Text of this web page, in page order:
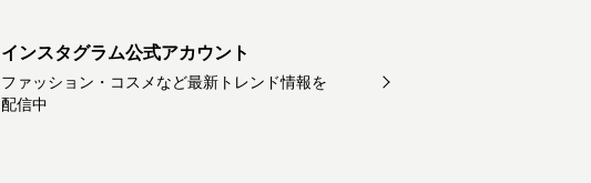
インスタグラム公式アカウント
ファッション・コスメなど最新トレンド情報を
配信中